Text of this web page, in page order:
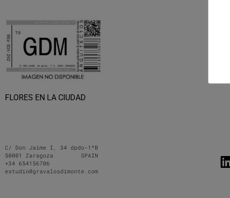
FLORES EN LA CIUDAD
C/ Don Jaime I, 34 dpdo-1ºB
50001 Zaragoza SPAIN
+34 654156706
estudio@gravalosdimonte.com